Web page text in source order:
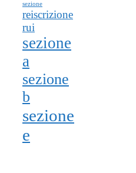
sezione
reiscrizione
rui
sezione
a
sezione
b
sezione
e